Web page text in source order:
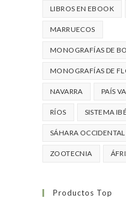
LIBROS EN EBOOK
MARRUECOS
MONOGRAFÍAS DE
MONOGRAFÍAS DE
NAVARRA PAÍS
RÍOS SISTEMA
SÁHARA OCCIDENTAL
ZOOTECNIA
Productos Top